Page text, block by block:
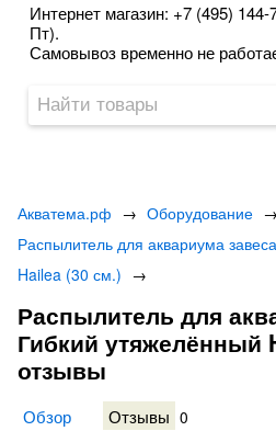
Интернет магазин: +7 (495)
Пт).
Самовывоз временно не
Акватема.рф → Оборудование →
Распылитель для аквариума
Hailea (30 см.) →
Распылитель для
Гибкий утяжелённый
отзывы
Обзор Отзывы 0